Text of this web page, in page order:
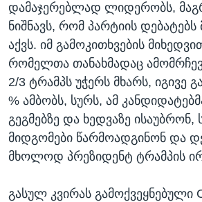
დამაჯერებლად ლიდერობს,
ნიშნავს, რომ პარტიის
აქვს. იმ გამოკითხვების
რომელთა თანახმადაც
2/3 ტრამპს უჭერს მხარს, იგივე
% ამბობს, სურს, ამ
გეგმებზე და ხედვაზე ისაუბრონ,
მიდგომები წარმოადგინონ და
მხოლოდ პრეზიდენტ ტრამპის
გასულ კვირას გამოქვეყნებული